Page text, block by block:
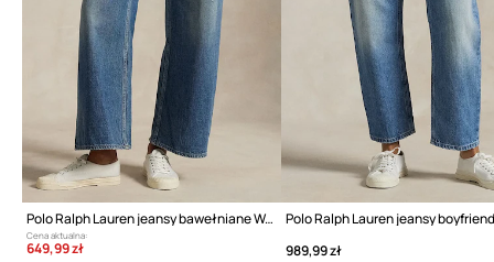
Polo Ralph Lauren jeansy bawełniane Wd Lg Crp Ankle Wide
Cena aktualna:
649,99 zł 989,99 zł